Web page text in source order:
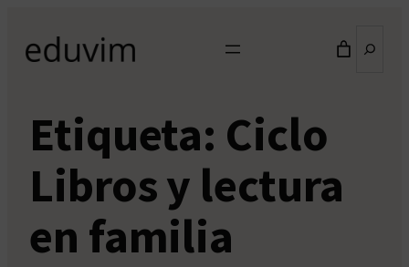
contenido
Etiqueta: Ciclo
Libros y lectura
en familia